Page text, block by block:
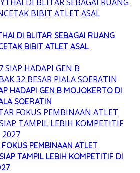
DI BLITAR SEBAGAI RUANG
BIBIT ATLET ASAL
HADAPI GEN B MOJOKERTO DI
SOERATIN
PEMBINAAN ATLET
TAMPIL LEBIH KOMPETITIF DI